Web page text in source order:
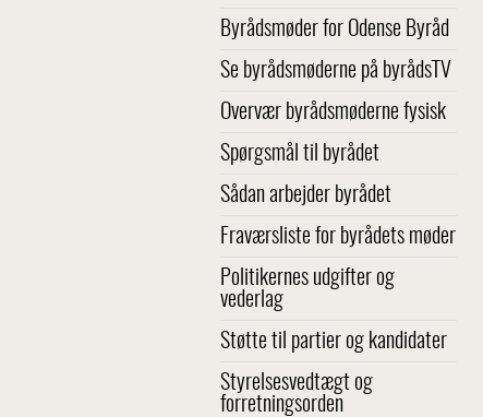
Byrådsmøder for Odense Byråd
Se byrådsmøderne på byrådsTV
Overvær byrådsmøderne fysisk
Spørgsmål til byrådet
Sådan arbejder byrådet
Fraværsliste for byrådets møder
Politikernes udgifter og
vederlag
Støtte til partier og kandidater
Styrelsesvedtægt og
forretningsorden